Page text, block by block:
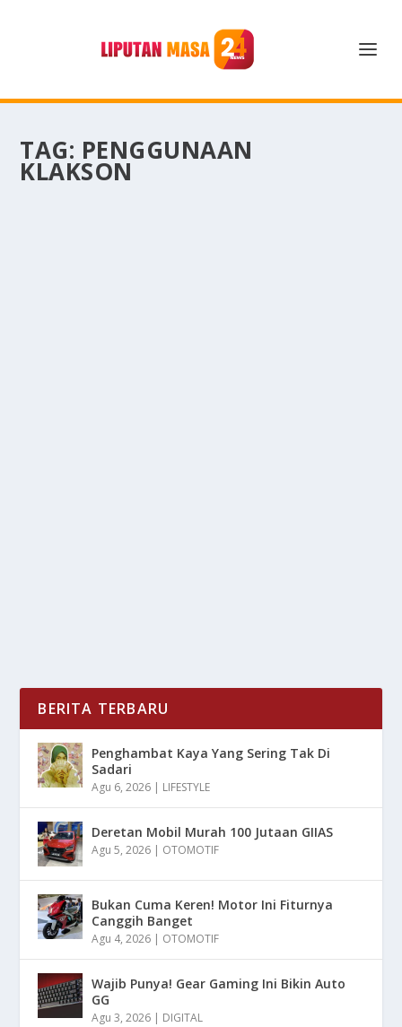
TAG: PENGGUNAAN
KLAKSON
BERITA TERBARU
Penghambat Kaya Yang Sering Tak Di
Sadari
Agu 6, 2026 | LIFESTYLE
Deretan Mobil Murah 100 Jutaan GIIAS
Agu 5, 2026 | OTOMOTIF
Bukan Cuma Keren! Motor Ini Fiturnya
Canggih Banget
Agu 4, 2026 | OTOMOTIF
Wajib Punya! Gear Gaming Ini Bikin Auto
GG
Agu 3, 2026 | DIGITAL